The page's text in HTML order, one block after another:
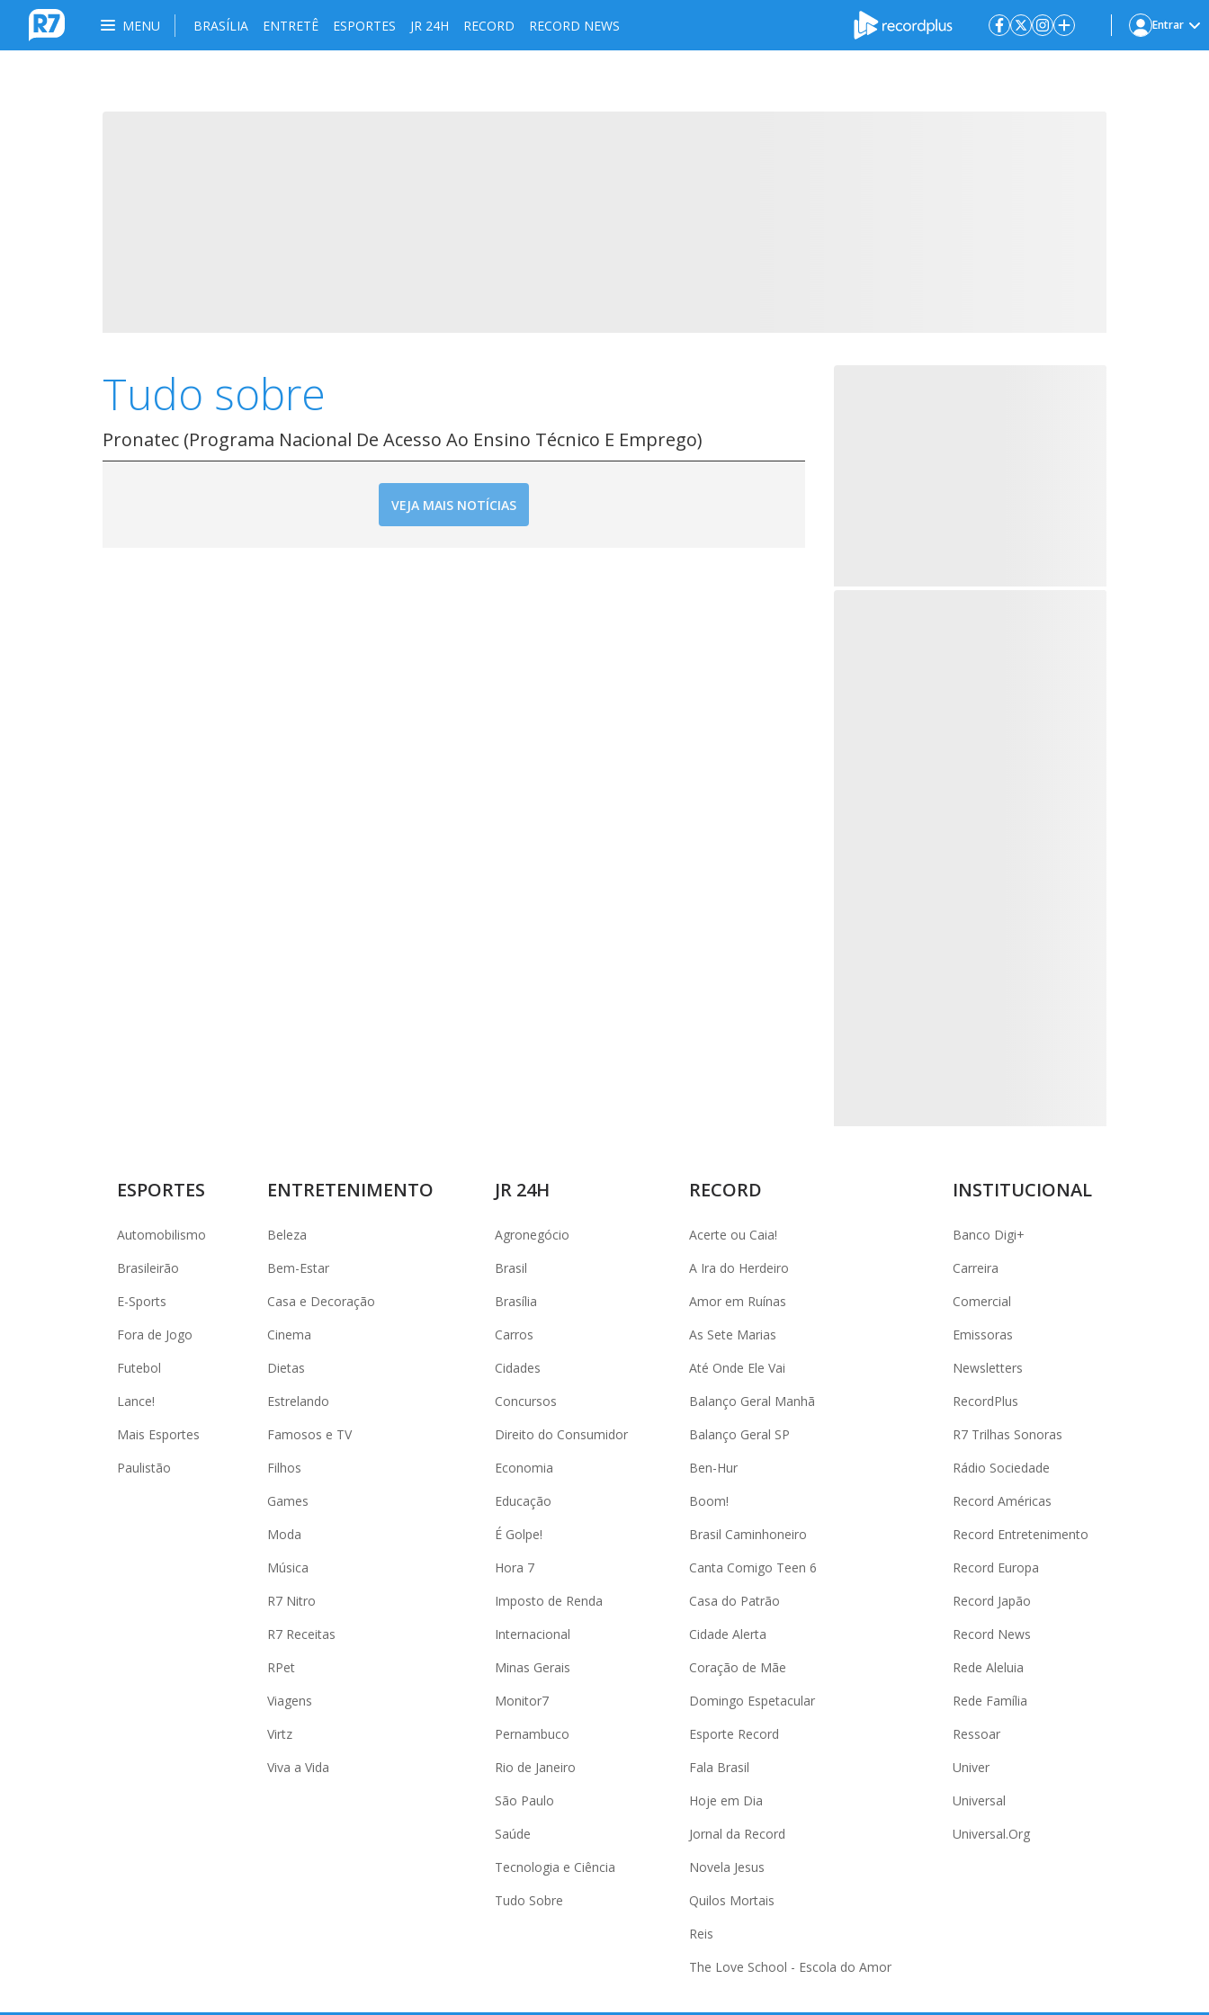
MENU BRASÍLIA ENTRETÊ ESPORTES JR 24H RECORD RECORD NEWS Entrar
Tudo sobre
Pronatec (Programa Nacional De Acesso Ao Ensino Técnico E Emprego)
VEJA MAIS NOTÍCIAS
ESPORTES
Automobilismo
Brasileirão
E-Sports
Fora de Jogo
Futebol
Lance!
Mais Esportes
Paulistão
ENTRETENIMENTO
Beleza
Bem-Estar
Casa e Decoração
Cinema
Dietas
Estrelando
Famosos e TV
Filhos
Games
Moda
Música
R7 Nitro
R7 Receitas
RPet
Viagens
Virtz
Viva a Vida
JR 24H
Agronegócio
Brasil
Brasília
Carros
Cidades
Concursos
Direito do Consumidor
Economia
Educação
É Golpe!
Hora 7
Imposto de Renda
Internacional
Minas Gerais
Monitor7
Pernambuco
Rio de Janeiro
São Paulo
Saúde
Tecnologia e Ciência
Tudo Sobre
RECORD
Acerte ou Caia!
A Ira do Herdeiro
Amor em Ruínas
As Sete Marias
Até Onde Ele Vai
Balanço Geral Manhã
Balanço Geral SP
Ben-Hur
Boom!
Brasil Caminhoneiro
Canta Comigo Teen 6
Casa do Patrão
Cidade Alerta
Coração de Mãe
Domingo Espetacular
Esporte Record
Fala Brasil
Hoje em Dia
Jornal da Record
Novela Jesus
Quilos Mortais
Reis
The Love School - Escola do Amor
INSTITUCIONAL
Banco Digi+
Carreira
Comercial
Emissoras
Newsletters
RecordPlus
R7 Trilhas Sonoras
Rádio Sociedade
Record Américas
Record Entretenimento
Record Europa
Record Japão
Record News
Rede Aleluia
Rede Família
Ressoar
Univer
Universal
Universal.Org